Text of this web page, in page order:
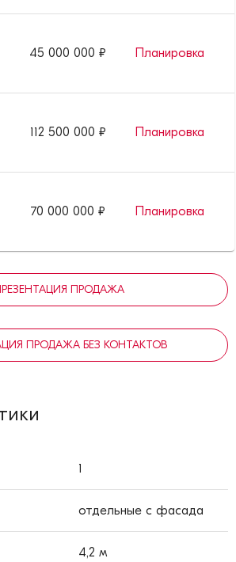
45 000 000 ₽ Планировка
112 500 000 ₽ Планировка
70 000 000 ₽ Планировка
ПРОДАЖА
ПРОДАЖА БЕЗ КОНТАКТОВ
1
отдельные с фасада
4,2 м